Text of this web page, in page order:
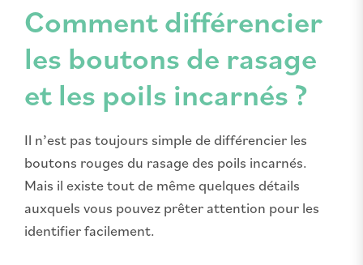
Comment différencier
les boutons de rasage
et les poils incarnés ?
Il n’est pas toujours simple de différencier les
boutons rouges du rasage des poils incarnés.
Mais il existe tout de même quelques détails
auxquels vous pouvez prêter attention pour les
identifier facilement.